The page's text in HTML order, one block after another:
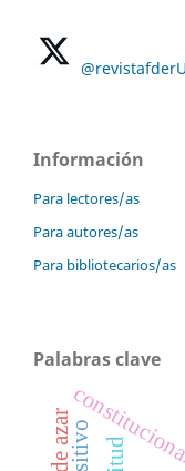
Información
Para lectores/as
Para autores/as
Para bibliotecarios/as
Palabras clave